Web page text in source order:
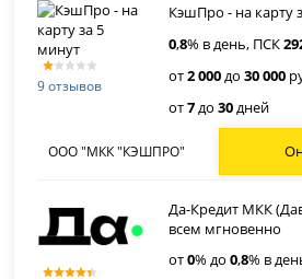
9 отзывов
КэшПро - на карту
0,8% в день, ПСК
от2 000до30 000
от7до30дней
ООО "МКК "КЭШПРО"
Да-Кредит МКК
всем мгновенно
от0% до0,8% в